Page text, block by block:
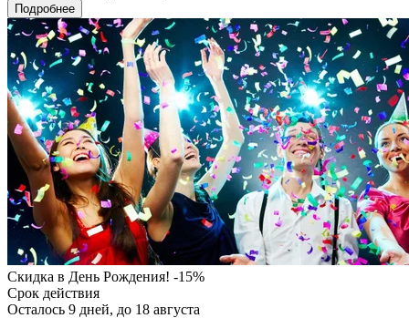
Подробнее
Скидка в День Рождения! -15%
Срок действия
Осталось 9 дней, до 18 августа